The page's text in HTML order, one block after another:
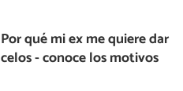
Por qué mi ex me quiere dar
celos - conoce los motivos